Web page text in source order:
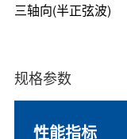
三轴向(半正弦波)
规格参数
性能指标